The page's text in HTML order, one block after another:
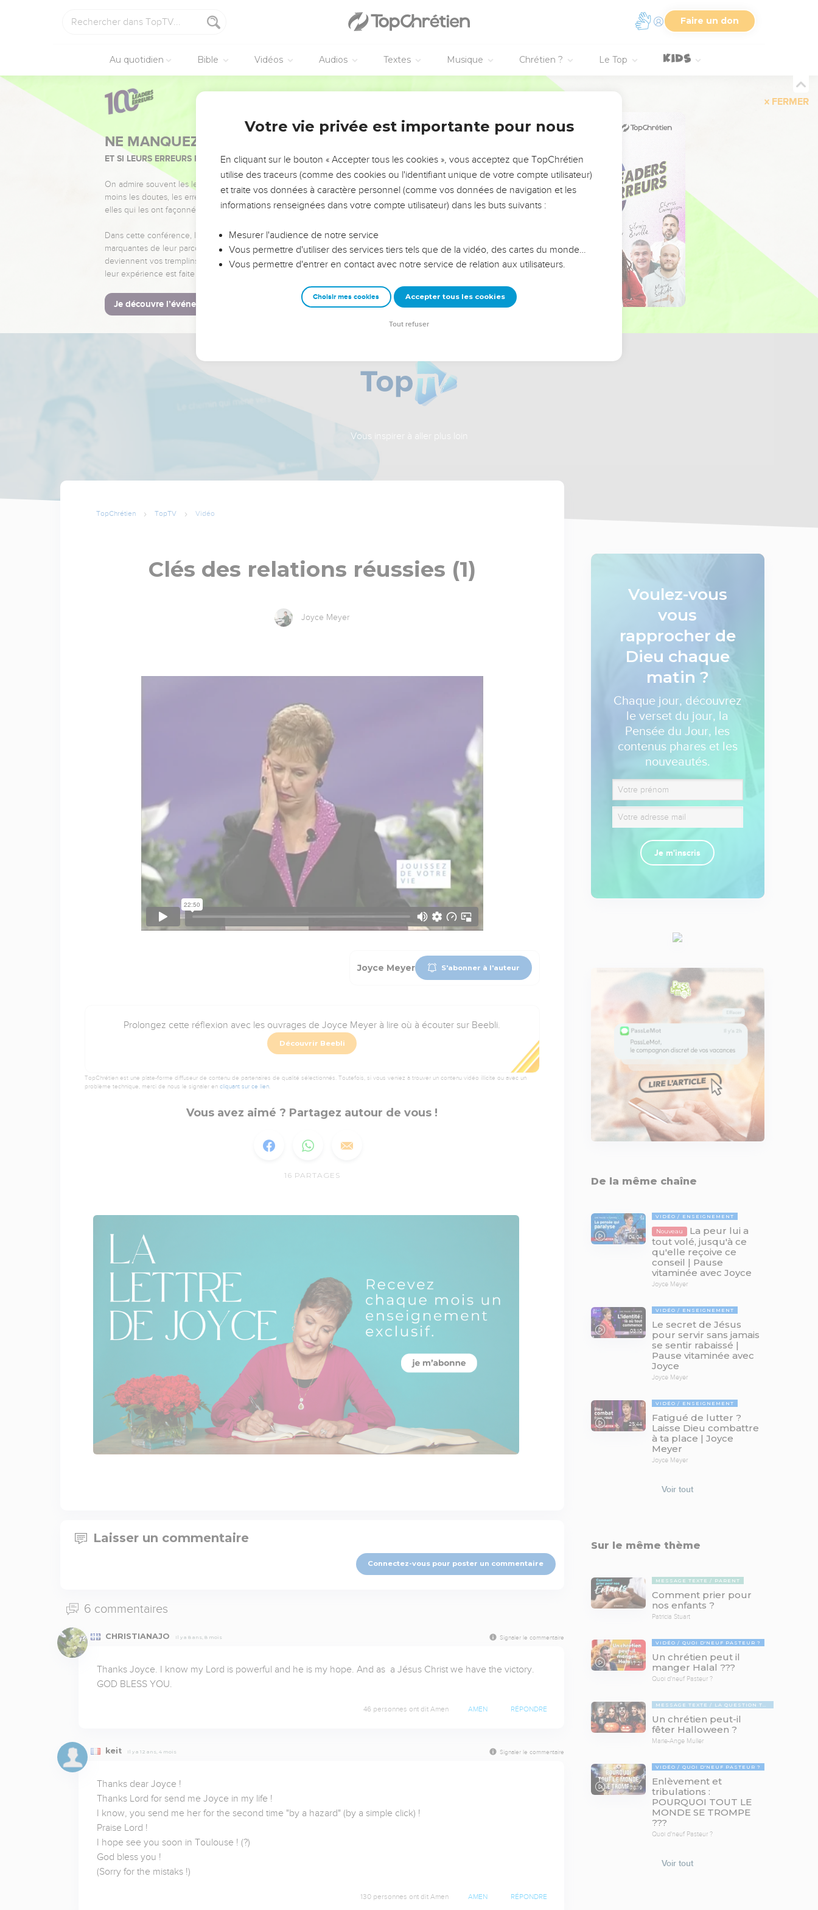
Faire un don
Au quotidien Bible Vidéos Audios Textes Musique Chrétien ? Le Top
FERMER
NE MANQUEZ PAS L’ÉVÉNEMENT DE L’ANNÉE !
ET SI LEURS ERREURS POUVAIENT VOUS ÉVITER LES VOTRES ?
On admire souvent les leaders pour leurs réussites, leur impact, leur foi ou leur vision. Mais on voit
moins les doutes, les erreurs et les saisons difficiles qu'ils ont traversés, alors même que ce sont
elles qui les ont façonnés.
Dans cette conférence, leaders, entrepreneurs, et responsables reviennent sur les erreurs
marquantes de leur parcours et les clés pour avancer avec plus de sagesse afin que leurs erreurs
deviennent vos tremplins. Que vous guidiez un ministère, une équipe, un groupe ou une famille,
leur expérience est faite pour vous.
Je découvre l’événement
Vous inspirer à aller plus loin
TopChrétien TopTV Vidéo
Clés des relations réussies (1)
Joyce Meyer
Joyce Meyer S'abonner à l'auteur
Prolongez cette réflexion avec les ouvrages de Joyce Meyer à lire où à écouter sur Beebli.
Découvrir Beebli
TopChrétien est une plate-forme diffuseur de contenu de partenaires de qualité sélectionnés. Toutefois, si vous veniez à trouver un contenu vidéo illicite ou avec un
problème technique, merci de nous le signaler en cliquant sur ce lien.
Vous avez aimé ? Partagez autour de vous !
16 PARTAGES
Laisser un commentaire
Connectez-vous pour poster un commentaire
6 commentaires
CHRISTIANAJO Il y a 8 ans, 8 mois Signaler le commentaire
Thanks Joyce. I know my Lord is powerful and he is my hope. And as  a Jésus Christ we have the victory.
GOD BLESS YOU.
46 personnes ont dit Amen AMEN RÉPONDRE
keit Il y a 12 ans, 4 mois Signaler le commentaire
Thanks dear Joyce !
Thanks Lord for send me Joyce in my life !
I know, you send me her for the second time "by a hazard" (by a simple click) !
Praise Lord !
I hope see you soon in Toulouse ! (?)
God bless you !
(Sorry for the mistaks !)
130 personnes ont dit Amen AMEN RÉPONDRE
Voulez-vous
vous
rapprocher de
Dieu chaque
matin ?
Chaque jour, découvrez
le verset du jour, la
Pensée du Jour, les
contenus phares et les
nouveautés.
Je m'inscris
De la même chaîne
04:04
VIDÉO ENSEIGNEMENT
Nouveau
La peur lui a
tout volé, jusqu'à ce
qu'elle reçoive ce
conseil | Pause
vitaminée avec Joyce
Joyce Meyer
03:10
VIDÉO ENSEIGNEMENT
Le secret de Jésus
pour servir sans jamais
se sentir rabaissé |
Pause vitaminée avec
Joyce
Joyce Meyer
25:44
VIDÉO ENSEIGNEMENT
Fatigué de lutter ?
Laisse Dieu combattre
à ta place | Joyce
Meyer
Joyce Meyer
Voir tout
Sur le même thème
MESSAGE TEXTE PARENT
Comment prier pour
nos enfants ?
Patricia Stuart
17:21
VIDÉO QUOI D'NEUF PASTEUR ?
Un chrétien peut il
manger Halal ???
Quoi d'neuf Pasteur ?
MESSAGE TEXTE LA QUESTION TABOUE
Un chrétien peut-il
fêter Halloween ?
Marie-Ange Muller
78:19
VIDÉO QUOI D'NEUF PASTEUR ?
Enlèvement et
tribulations :
POURQUOI TOUT LE
MONDE SE TROMPE
???
Quoi d'neuf Pasteur ?
Voir tout
Votre vie privée est importante pour nous
En cliquant sur le bouton « Accepter tous les cookies », vous acceptez que TopChrétien
utilise des traceurs (comme des cookies ou l'identifiant unique de votre compte utilisateur)
et traite vos données à caractère personnel (comme vos données de navigation et les
informations renseignées dans votre compte utilisateur) dans les buts suivants :
Mesurer l'audience de notre service
Vous permettre d'utiliser des services tiers tels que de la vidéo, des cartes du monde…
Vous permettre d'entrer en contact avec notre service de relation aux utilisateurs.
Choisir mes cookies Accepter tous les cookies
Tout refuser